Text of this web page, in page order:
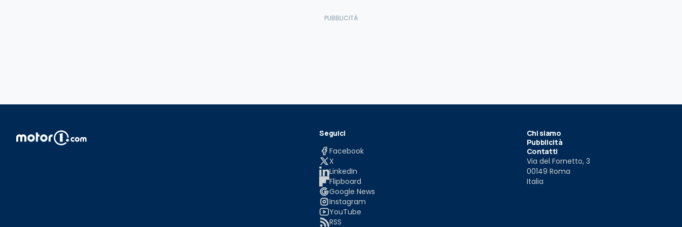
Seguici
Facebook
X
LinkedIn
Flipboard
Google News
Instagram
YouTube
RSS
Chi siamo
Pubblicità
Contatti
Via del Fornetto, 3
00149 Roma
Italia